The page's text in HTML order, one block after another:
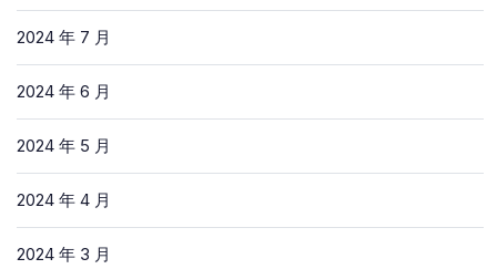
2024 年 7 月
2024 年 6 月
2024 年 5 月
2024 年 4 月
2024 年 3 月